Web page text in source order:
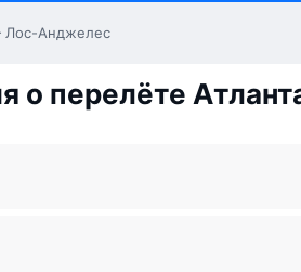
Лос-Анджелес
о перелёте